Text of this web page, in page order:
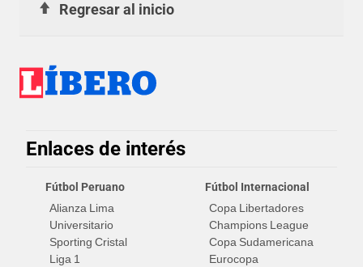
Regresar al inicio
Enlaces de interés
Fútbol Peruano
Alianza Lima
Universitario
Sporting Cristal
Liga 1
Fútbol Internacional
Copa Libertadores
Champions League
Copa Sudamericana
Eurocopa